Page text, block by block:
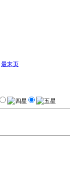
最末页